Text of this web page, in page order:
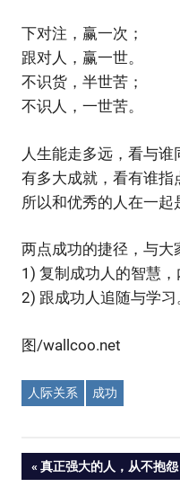
下对注，赢一次；
跟对人，赢一世。
不识货，半世苦；
不识人，一世苦。
人生能走多远，看与谁
有多大成就，看有谁指
所以和优秀的人在一起
两点成功的捷径，与大
1) 复制成功人的智慧，
2) 跟成功人追随与学习
图/wallcoo.net
人际关系 成功
Post
PREVIOUS
真正强大的人，从不抱怨